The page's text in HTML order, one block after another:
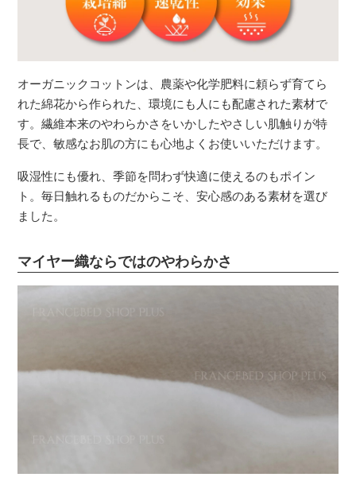
オーガニックコットンは、農薬や化学肥料に頼らず育てら
れた綿花から作られた、環境にも人にも配慮された素材で
す。繊維本来のやわらかさをいかしたやさしい肌触りが特
長で、敏感なお肌の方にも心地よくお使いいただけます。
吸湿性にも優れ、季節を問わず快適に使えるのもポイン
ト。毎日触れるものだからこそ、安心感のある素材を選び
ました。
マイヤー織ならではのやわらかさ